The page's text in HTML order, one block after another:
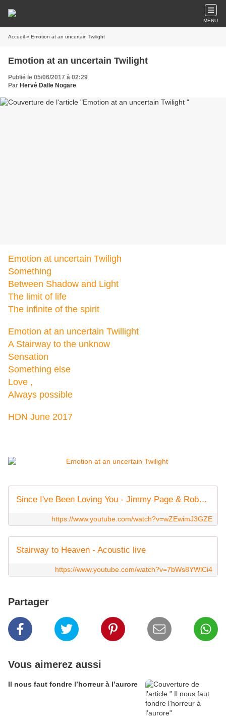
MENU
Accueil » Emotion at an uncertain Twilight
Emotion at an uncertain Twilight
Publié le 05/06/2017 à 02:29
Par Hervé Dalle Nogare
Emotion at uncertain Twiligh
Something
Between Shadow and Light
The limit of life
The infinite of the spirit
Emotion at an uncertain Twillight
A Stairway to the unknow
Sensation
Something else
Love ,
Always possible
HDN June 2017
Since I've Been Loving You - Jimmy Page & Robert Plant HD [No Quarter 1994]
https://www.youtube.com/watch?v=wZEwimJ3GZE
Stairway to Heaven - Acoustic live
https://www.youtube.com/watch?v=7bWs8YWlCi4
Partager
Vous aimerez aussi
Il nous faut fondre l’horreur à l’aurore